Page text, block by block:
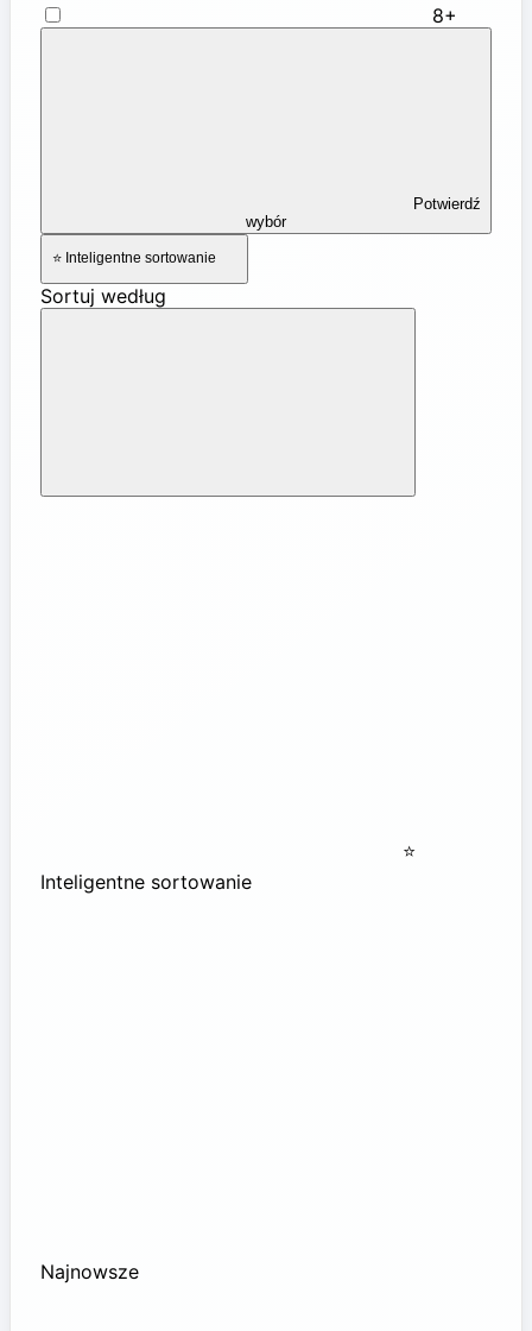
8+
wybór
⭐ Inteligentne sortowanie
Sortuj według
⭐
Inteligentne sortowanie
Najnowsze